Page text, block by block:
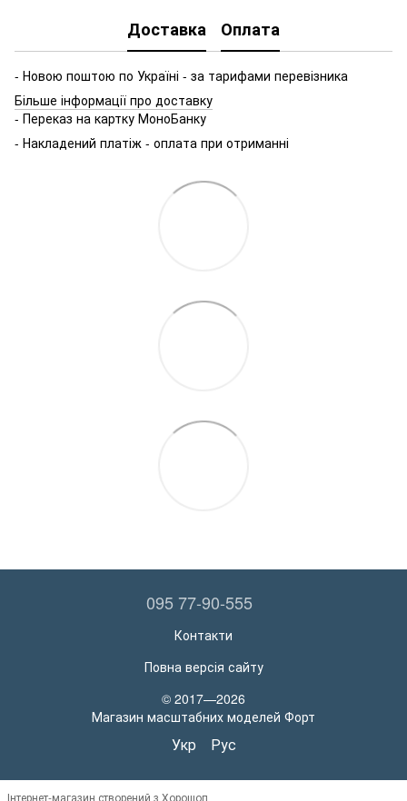
Доставка Оплата
- Новою поштою по Україні - за тарифами перевізника
Більше інформації про доставку
- Переказ на картку МоноБанку
- Накладений платіж - оплата при отриманні
095 77-90-555
Контакти
Повна версія сайту
© 2017—2026
Магазин масштабних моделей Форт
Укр Рус
Інтернет-магазин створений з Хорошоп